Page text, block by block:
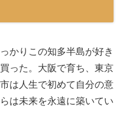
かりこの知多半島が好き
った。大阪で育ち、東京
は人生で初めて自分の意
は未来を永遠に築いてい